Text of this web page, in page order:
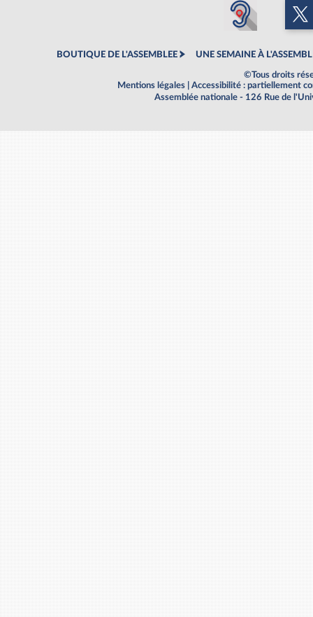
BOUTIQUE DE L'ASSEMBLEE UNE SEMAINE À
©Tous droits
Mentions légales
Accessibilité : partiellement
Assemblée nationale - 126 Rue de